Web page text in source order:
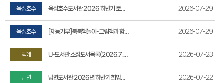
옥정호수 옥정호수도서관 2026 하반기 토요 짬 연주회 운영 2026-07-29
옥정호수 [재능기부]북북책놀이-그림책과 함께하는 책놀이 운영 안내 2026-07-29
덕계 U-도서관 소장도서목록(2026.7.23.기준) 2026-07-23
남면 남면도서관 2026년 하반기 희망도서 신청 마감 안내 2026-07-22